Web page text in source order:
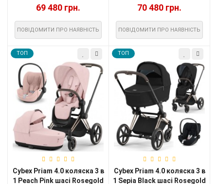
69 480 грн.
ПОВІДОМИТИ ПРО НАЯВНІСТЬ
70 480 грн.
ПОВІДОМИТИ ПРО НАЯВНІСТЬ
TOП
Cybex Priam 4.0 коляска 3 в
1 Peach Pink шасі Rosegold
TOП
Cybex Priam 4.0 коляска 3 в
1 Sepia Black шасі Rosegold